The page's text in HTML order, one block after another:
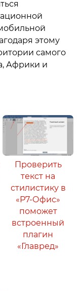
этому
самого
Африки и
Проверить
текст на
стилистику в
«Р7-Офис»
поможет
встроенный
плагин
«Главред»